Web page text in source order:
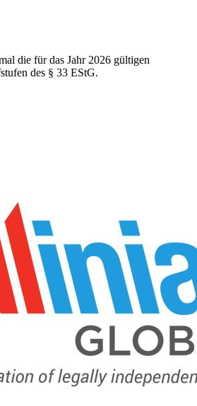
die für das Jahr 2026 gültigen
des § 33 EStG.